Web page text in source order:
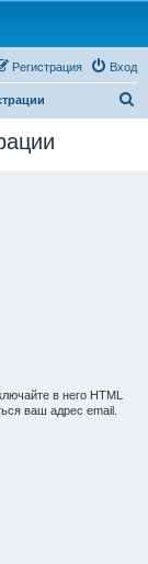
Вход
Регистрация
в него HTML
ваш адрес email.